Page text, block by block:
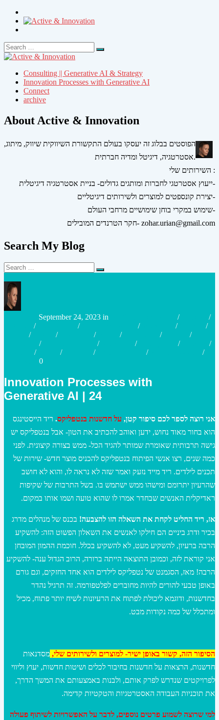
Search
for:
Search
Consulting || Generative AI & Strategy
Innovation Processes with Generative AI
Connect
archive
About Active & Innovation
הפוסטים בבלוג זה יעסקו בעולם התקשורת השיווקית שיווק, מיתוג,
אסטרטגיה, דיגיטל ומדיה חברתית.
השירותים שלי :
ייעוץ אסטרטגי לחברות ומותגים גדולים- בניית אסטרטגיה דיגיטלית-
יצירת קונספטים למוצרים ולשירותים דיגיטליים-
שימוש במקרי בוחן שימושיים מרחבי העולם-
חקר הטרנדים המובילים- zohar.urian@gmail.com
Search My Blog
Search
for:
Search
September 24, 2023 in /
/
/ / / /
/
/ / / / /
/
/ / / /
/
/ / / /
/
0
Innovation Processes with
Generative AI | 24
אני רוצה לספר לכם סיפור קטן, על חדשנות בנטפליקס. ריד הייסטינגס
הוא בחור מאוד נחוש, ידען ואוהב להכתיב את הטון- אבל בנטפליקס יש
גישה תרבותית שאומרת שמותר להגיד הכל- ממש בצורה קיצונית. לפני
כמה שנים, רצו אנשי הפיתוח בנטפליקס להכניס מוצר חדש- שירות של
תכנים לילדים. ריד מייד נזעק ואמר שזה לא נראה לו, והוא לא חושב
שהרעיון יתרומם ומישהו ממש ישתמש בו. בשל התרבות של שקיפות
ראדיקלית האנשים שבחדר אמרו לו שהוא טועה ושמו אותו במקום.
אז, ריד החליט לקחת את השאלה הזו להצבעה! בכנס של מנהלים מדרג
בכיר ודרג ביניים הם חילקו לאנשים את השאלון הפשוט הזה: להשקיע
הרבה ברעיון, להשקיע מעט, לא להשקיע בכלל. חוכמת ההמון המובחן
אני קוראת לזה, וכמובן התוצאה הייתה ברורה, הרוב הגדול ענה- להשקיע
הרבה! מאז, הסגמנט של נטפליקס לילדים הוא אחד החזקים, וגם גורם
באופן טבעי להורים להיות מחוברים לפלטפורמה. זה תרגיל נהדר
בחדשנות, ודוגמא ליכולת לפתוח את הרעיונות לשיח יותר פתוח, מכיל
ומתכלל של כמה נקודות מבט.
הסיפור הזה, קשור באופן ישיר- למוצרים ולשירותים שלי, מסדנאות
חדשנות, הרצאות על חדשנות בחיבור לכלים ושיטות חדשות, יעוץ וליווי
לפרויקטים שנדרש לפרק אותם, ולבנות באמצעותם את המשך הדרך,
את תוכניות העבודה האסטרטגיות והטקטיות קדימה.
למי שרוצה לשמוע פרטים נוספים, לדבר על האפשרויות לשיתוף פעולה